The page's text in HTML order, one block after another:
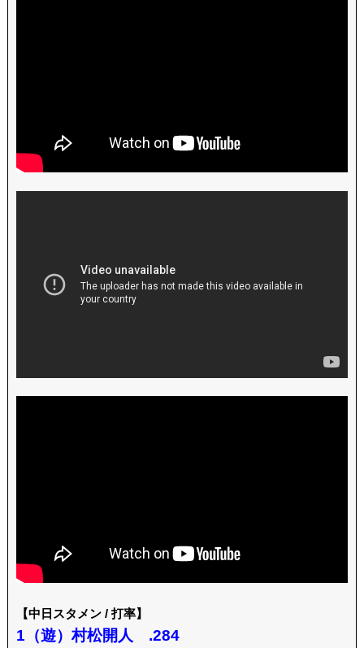
【中日スタメン / 打率】
1（遊）村松開人 .284